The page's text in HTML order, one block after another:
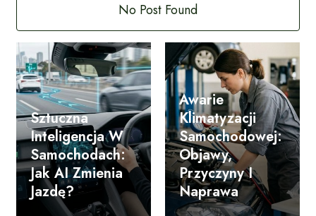
No Post Found
Sztuczna
Inteligencja W
Samochodach:
Jak AI Zmienia
Jazdę?
Awarie
Klimatyzacji
Samochodowej:
Objawy,
Przyczyny I
Naprawa